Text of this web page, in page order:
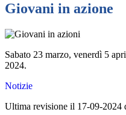
Giovani in azione
Sabato 23 marzo, venerdì 5
2024.
Notizie
Ultima revisione il 17-09-2024